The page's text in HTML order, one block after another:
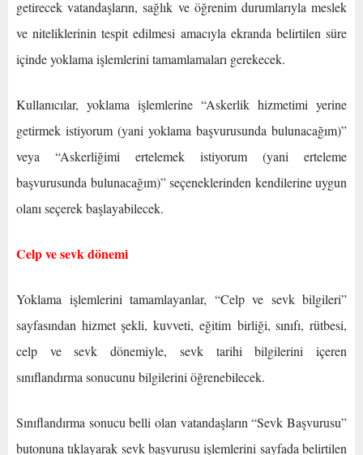
getirecek vatandaşların, sağlık ve öğrenim durumlarıyla meslek
ve niteliklerinin tespit edilmesi amacıyla ekranda belirtilen süre
içinde yoklama işlemlerini tamamlamaları gerekecek.
Kullanıcılar, yoklama işlemlerine “Askerlik hizmetimi yerine
getirmek istiyorum (yani yoklama başvurusunda bulunacağım)”
veya “Askerliğimi ertelemek istiyorum (yani erteleme
başvurusunda bulunacağım)” seçeneklerinden kendilerine uygun
olanı seçerek başlayabilecek.
Celp ve sevk dönemi
Yoklama işlemlerini tamamlayanlar, “Celp ve sevk bilgileri”
sayfasından hizmet şekli, kuvveti, eğitim birliği, sınıfı, rütbesi,
celp ve sevk dönemiyle, sevk tarihi bilgilerini içeren
sınıflandırma sonucunu bilgilerini öğrenebilecek.
Sınıflandırma sonucu belli olan vatandaşların “Sevk Başvurusu”
butonuna tıklayarak sevk başvurusu işlemlerini sayfada belirtilen